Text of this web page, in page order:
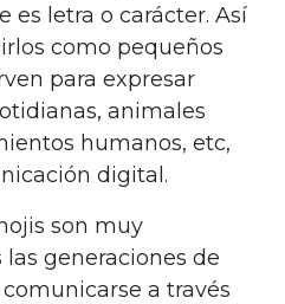
es letra o carácter. Así
como pequeños
para expresar
animales
humanos, etc,
digital.
son muy
generaciones de
a través